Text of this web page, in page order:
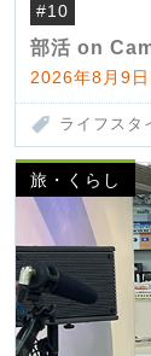
#10
部活 on
2026年8月9
ライフスタ
旅・くらし